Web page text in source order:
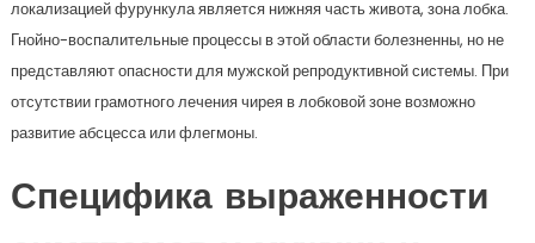
локализацией фурункула является нижняя часть живота, зона лобка.
Гнойно-воспалительные процессы в этой области болезненны, но не
представляют опасности для мужской репродуктивной системы. При
отсутствии грамотного лечения чирея в лобковой зоне возможно
развитие абсцесса или флегмоны.
Специфика выраженности